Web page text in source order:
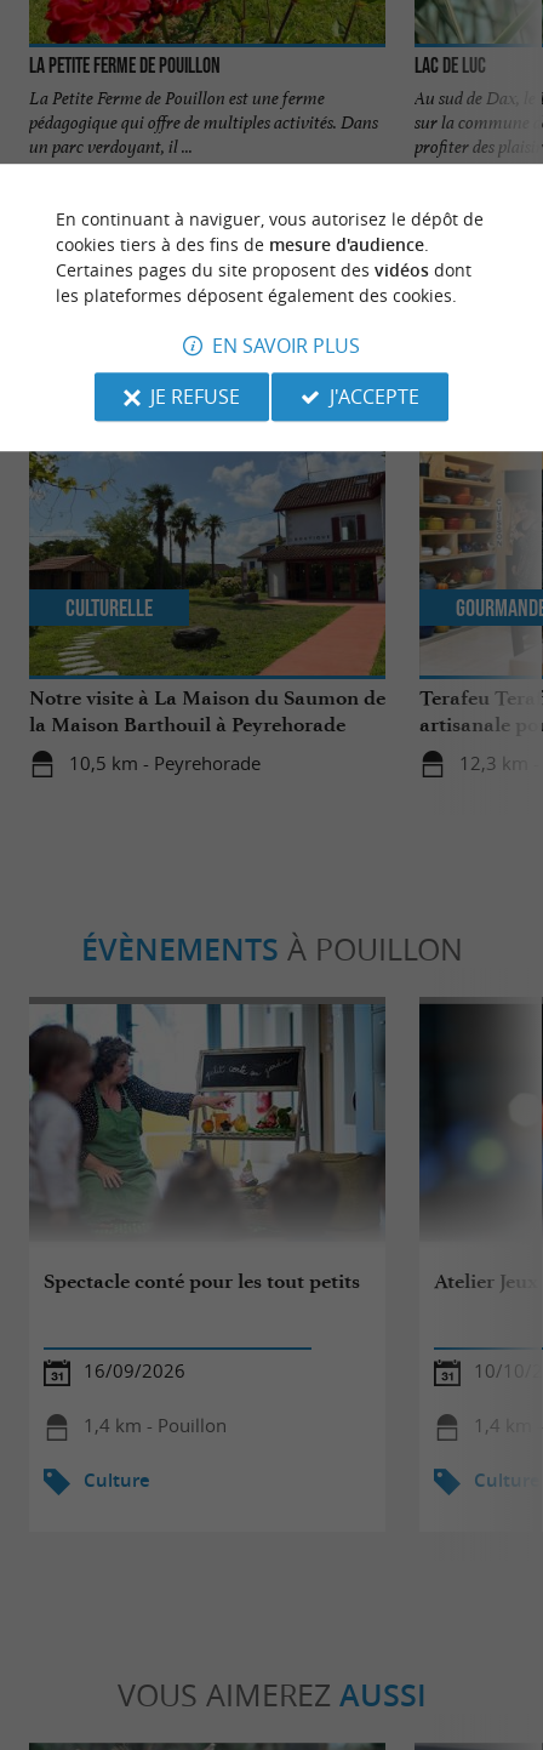
La petite ferme de Pouillon
La Petite Ferme de Pouillon est une ferme
pédagogique qui offre de multiples activités. Dans
un parc verdoyant, il ...
Lac de Luc
Au sud de Dax, le
sur la commune
profiter des
NOUS AVONS TESTÉPOUR VOUS
Notre visite à La Maison du Saumon de
la Maison Barthouil à Peyrehorade
10,5 km - Peyrehorade
Culturelle
Terafeu
artisanale
savoureuse
12,3 km
ÉVÈNEMENTS À POUILLON
Spectacle conté pour les tout petits
16/09/2026
1,4 km - Pouillon
Culture
Atelier
10/10/
1,4 km
Culture
VOUS AIMEREZ AUSSI
En continuant à naviguer, vous autorisez le dépôt de
cookies tiers à des fins de mesure d'audience.
Certaines pages du site proposent des vidéosdont
les plateformes déposent également des cookies.
EN SAVOIR PLUS
JE REFUSE
J'ACCEPTE